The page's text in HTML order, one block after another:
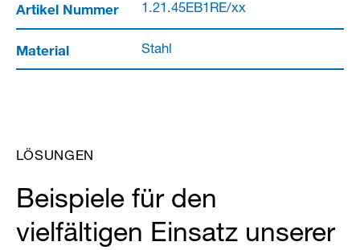
Artikel Nummer 1.21.45EB1RE/xx
Material Stahl
LÖSUNGEN
Beispiele für den
vielfältigen Einsatz unserer